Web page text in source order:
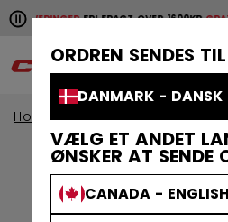
ORDREN SENDES TIL
DANMARK - DANSK
VÆLG ET ANDET
ØNSKER AT SENDE
CANADA - ENGLISH
Pause the horizontal scroll
LEVERINGERFRI FRAGT OVER 1600KR
Hurtige leveringer
Home Klæder